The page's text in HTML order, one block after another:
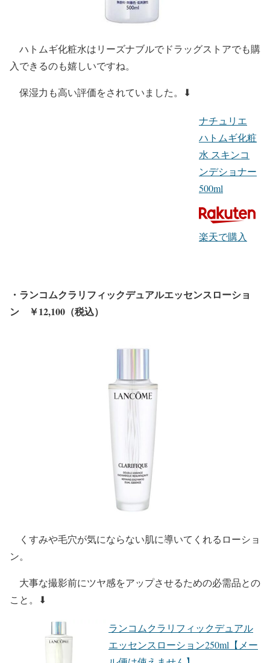
ハトムギ化粧水はリーズナブルでドラッグストアでも購
入できるのも嬉しいですね。
保湿力も高い評価をされていました。⬇︎
ナチュリエ
ハトムギ化粧
水 スキンコ
ンデショナー
500ml
楽天で購入
・ランコムクラリフィックデュアルエッセンスローショ
ン ￥12,100（税込）
くすみや毛穴が気にならない肌に導いてくれるローショ
ン。
大事な撮影前にツヤ感をアップさせるための必需品との
こと。⬇︎
ランコムクラリフィックデュアル
エッセンスローション250ml【メー